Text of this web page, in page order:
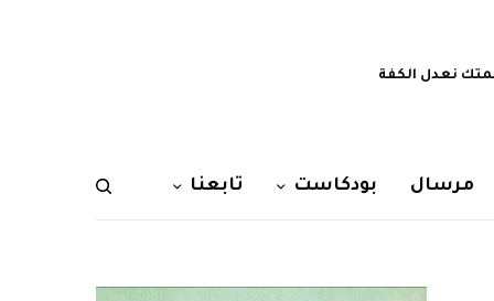
نعدل الكفة
مرسال بودكاست تابعنا